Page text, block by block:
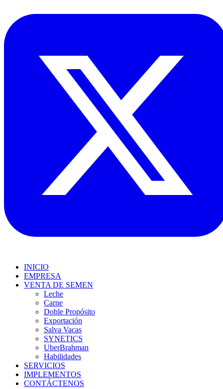
INICIO
EMPRESA
VENTA DE SEMEN
Leche
Carne
Doble Propósito
Exportación
Salva Vacas
SYNETICS
UberBrahman
Habilidades
SERVICIOS
IMPLEMENTOS
CONTÁCTENOS